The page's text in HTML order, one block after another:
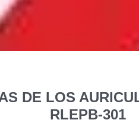
DE LOS
RLEPB-301